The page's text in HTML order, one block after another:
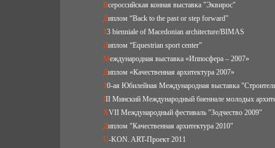
Всероссийская конная выставка "Эквирос"
Диплом “Back to the past or step forward”
13 biennialе of Macedonian architecture/BIMAS
Диплом “Equestrian sport center”
Международная выставка «Иппосфера – 2007»
Диплом «Качественная архитектура 2007»
10-ая Юбилейная Международная выставка
III Минский Международный биеннале молодых
XVII Международный фестиваль "Зодчество 2009"
Диплом "Качественная архитектура 2010"
U-KON. ART-Проект 2011